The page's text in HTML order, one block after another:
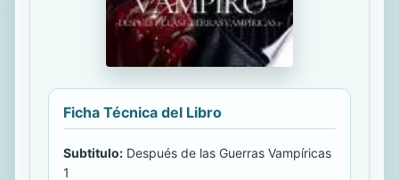
Ficha Técnica del Libro
Subtitulo: Después de las Guerras Vampíricas
1